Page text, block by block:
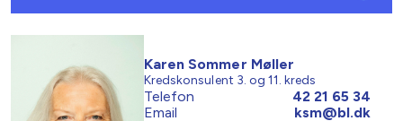
Karen Sommer Møller
Kredskonsulent 3. og 11. kreds
Telefon
42 21 65 34
Email
ksm@bl.dk